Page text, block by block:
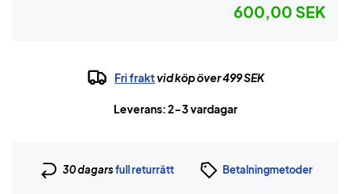
600,00 SEK
Fri fraktvid köp över 499 SEK
Leverans: 2-3 vardagar
30 dagarsfull returrätt Betalningmetoder